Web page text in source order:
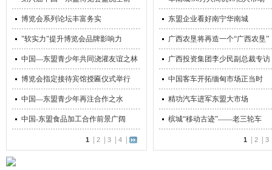
博览会系列论坛丰富务实
"软实力"提升博览会品牌影响力
中国—东盟青少年共同浇灌友谊之林
博览会指定接待宾馆授匾仪式举行
中国—东盟青少年再注合作之水
中国-东盟食品加工合作前景广阔
1 | 2 | 3 | 4 |
东盟企业看好南宁华南城
广西农垦将再造一个“广西农垦”
广西投资集团李少民副总裁专访
中国客车开拓缅甸市场正当时
精功汽车进军东盟大市场
槟城“移动古迹”——老三轮车
1 | 2 | 3